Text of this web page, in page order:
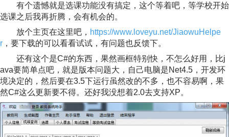
有个遗憾就是选课功能没有搞定，这个等着吧，等学校开始
选课之后我再折腾，会有机会的。
放个主页在这里吧， https://www.loveyu.net/JiaowuHelpe
r ，要下载的可以看看试试，有问题也反馈下。
还有这个是C#的东西，果然画框特别快，不怎么好用，比j
ava要简单点吧，就是版本问题大，自己电脑是Net4.5，开发环
境决定的，然后要在3.5下运行虽然改的不多，也不容易啊，果
然C#这么更新要不得。还好我没想着2.0去支持XP。